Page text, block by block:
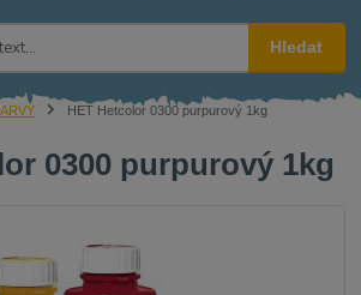
Hledat
HET Hetcolor 0300 purpurový 1kg
0300 purpurový 1kg